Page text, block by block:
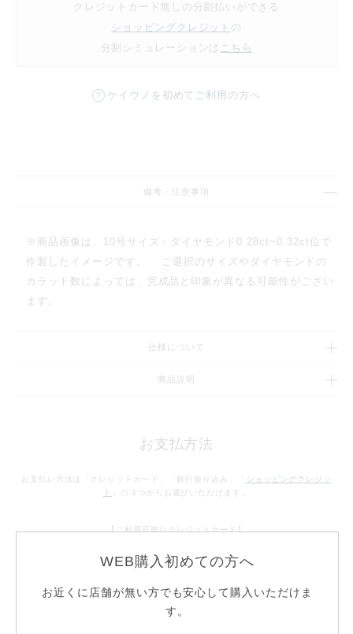
クレジットカード無しの分割払いができる
ショッピングクレジット の
分割シミュレーションは こちら
ケイウノを初めてご利用の方へ
商品説明
仕様について
備考・注意事項
※商品画像は、10号サイズ・ダイヤモンド0.28ct~0.32ct位で
作製したイメージです。 ご選択のサイズやダイヤモンドの
カラット数によっては、完成品と印象が異なる可能性がござい
ます。
お支払方法
お支払い方法は「クレジットカード」「銀行振り込み」「
ショッピングクレジッ
ト
」の３つからお選びいただけます。
【ご利用可能なクレジットカード】
お支払方法について
WEB購入初めての方へ
お近くに店舗が無い方でも安心して購入いただけま
す。